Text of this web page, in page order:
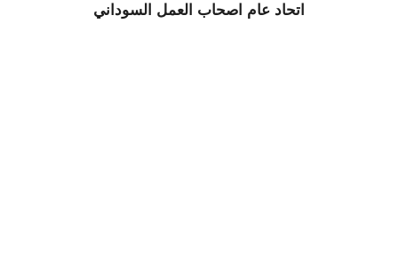
اتحاد عام اصحاب العمل السوداني